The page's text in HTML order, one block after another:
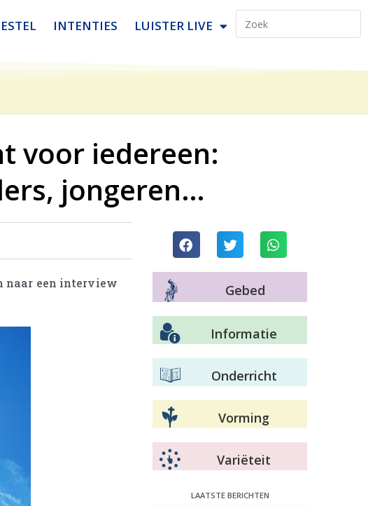
INTENTIES LUISTER LIVE
voor iedereen:
jongeren…
naar een interview
Gebed
Informatie
Onderricht
Vorming
Variëteit
LAATSTE BERICHTEN